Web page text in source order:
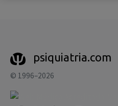
psiquiatria.com
© 1996–2026